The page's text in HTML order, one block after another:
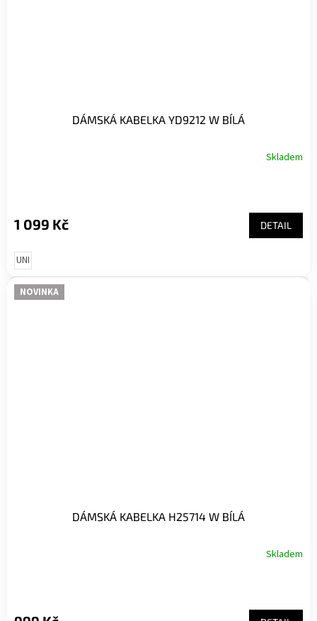
DÁMSKÁ KABELKA YD9212 W BÍLÁ
Skladem
1 099 Kč DETAIL
UNI
NOVINKA
DÁMSKÁ KABELKA H25714 W BÍLÁ
Skladem